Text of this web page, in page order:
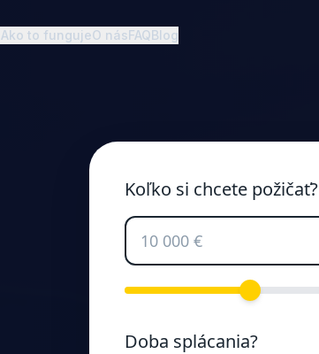
Ako to fungujeO násFAQBlog
Koľko si chcete požičať?
Doba splácania?